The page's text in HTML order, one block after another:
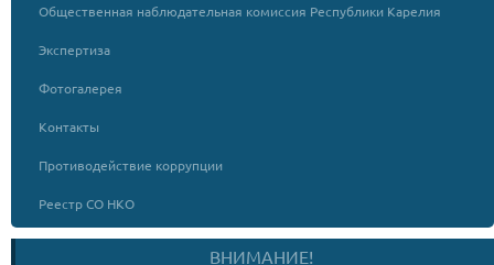
Общественная наблюдательная комиссия Республики Карелия
Экспертиза
Фотогалерея
Контакты
Противодействие коррупции
Реестр СО НКО
ВНИМАНИЕ!